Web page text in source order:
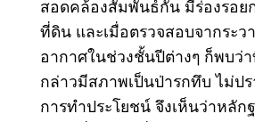
สอดคล้องสัมพันธ์กัน มีร่องรอย
ที่ดิน และเมื่อตรวจสอบจากระว
อากาศในช่วงชั้นปีต่างๆ ก็พบว่
กล่าวมีสภาพเป็นป่ารกทึบ ไม่ปร
การทำประโยชน์ จึงเห็นว่าหลัก